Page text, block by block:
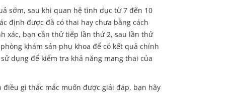
sớm, sau khi quan hệ tình dục từ 7 đến 10
định được đã có thai hay chưa bằng cách
xác, bạn cần thử tiếp lần thứ 2, sau lần thử
khám sản phụ khoa để có kết quả chính
dụng để kiểm tra khả năng mang thai của
gì thắc mắc muốn được giải đáp, bạn hãy